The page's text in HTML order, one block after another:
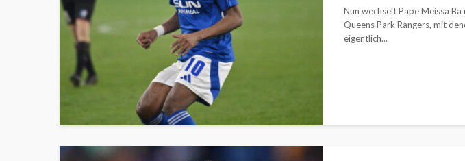
Nun wechselt Pape Meissa
Queens Park Rangers, mit
eigentlich...